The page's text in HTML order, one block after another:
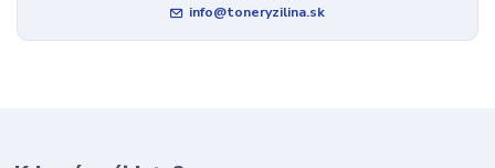
info@toneryzilina.sk